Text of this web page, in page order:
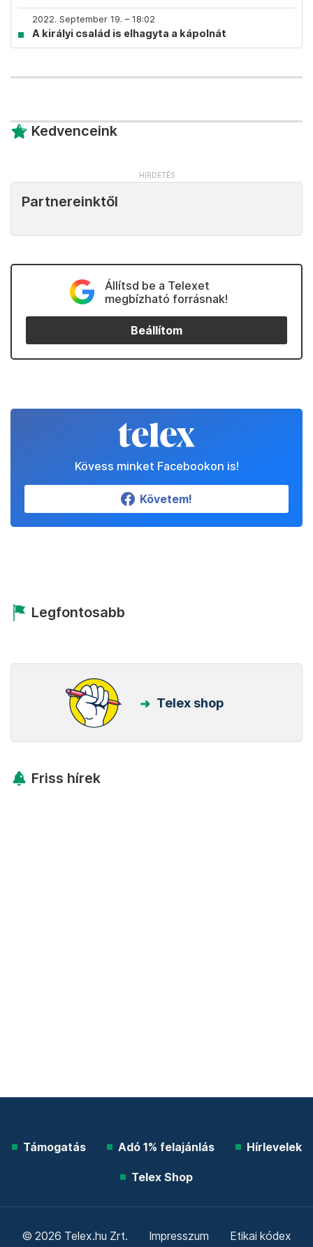
2022. September 19. – 18:02
A királyi család is elhagyta a kápolnát
Kedvenceink
Partnereinktől
Állítsd be a Telexet
megbízható forrásnak!
Beállítom
Kövess minket Facebookon is!
Követem!
Legfontosabb
Telex shop
Friss hírek
Támogatás Adó 1% felajánlás Hírlevelek
Telex Shop
© 2026 Telex.hu Zrt. Impresszum Etikai kódex